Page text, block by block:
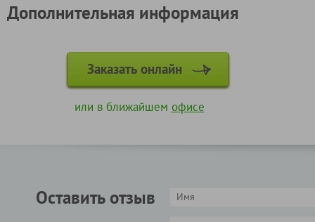
Дополнительная информация
Заказать онлайн
или в ближайшем офисе
Оставить отзыв